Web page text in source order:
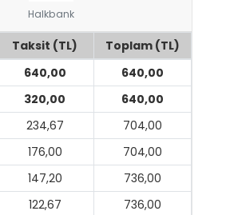
Halkbank
Taksit (TL)
Toplam (TL)
640,00
640,00
320,00
640,00
234,67
704,00
176,00
704,00
147,20
736,00
122,67 736,00